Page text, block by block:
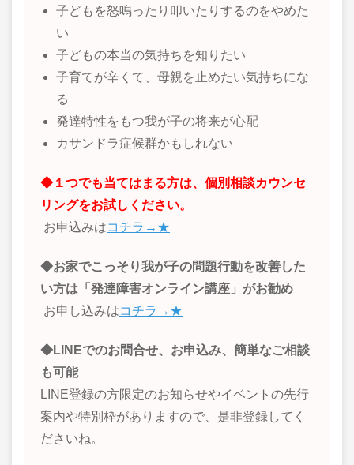
子どもを怒鳴ったり叩いたりするのをやめた
い
子どもの本当の気持ちを知りたい
子育てが辛くて、母親を止めたい気持ちにな
る
発達特性をもつ我が子の将来が心配
カサンドラ症候群かもしれない
◆１つでも当てはまる方は、個別相談カウンセ
リングをお試しください。
お申込みはコチラ→★
◆お家でこっそり我が子の問題行動を改善した
い方は「発達障害オンライン講座」がお勧め
お申し込みはコチラ→★
◆LINEでのお問合せ、お申込み、簡単なご相談
も可能
LINE登録の方限定のお知らせやイベントの先行
案内や特別枠がありますので、是非登録してく
ださいね。